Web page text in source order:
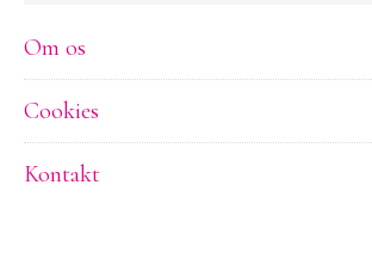
Om os
Cookies
Kontakt